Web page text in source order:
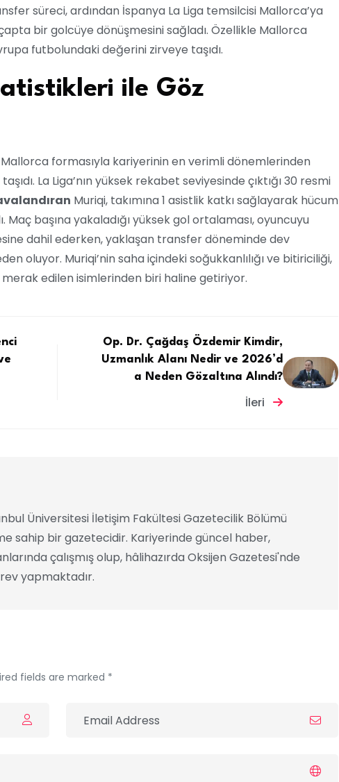
süreci, ardından İspanya La Liga temsilcisi Mallorca’ya
bir golcüye dönüşmesini sağladı. Özellikle Mallorca
futbolundaki değerini zirveye taşıdı.
ile Göz
formasıyla kariyerinin en verimli dönemlerinden
La Liga’nın yüksek rekabet seviyesinde çıktığı 30 resmi
Muriqi, takımına 1 asistlik katkı sağlayarak hücum
Maç başına yakaladığı yüksek gol ortalaması, oyuncuyu
dahil ederken, yaklaşan transfer döneminde dev
oluyor. Muriqi’nin saha içindeki soğukkanlılığı ve bitiriciliği,
edilen isimlerinden biri haline getiriyor.
Op. Dr. Çağdaş Özdemir Kimdir,
Uzmanlık Alanı Nedir ve 2026’d
a Neden Gözaltına Alındı?
İleri
Üniversitesi İletişim Fakültesi Gazetecilik Bölümü
sahip bir gazetecidir. Kariyerinde güncel haber,
çalışmış olup, hâlihazırda Oksijen Gazetesi'nde
yapmaktadır.
fields are marked *